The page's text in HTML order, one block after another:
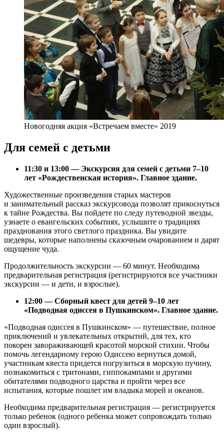
Новогодняя акция «Встречаем вместе» 2019
Для семей с детьми
11:30 и 13:00 — Экскурсия для семей с детьми 7–10
лет «Рождественская история». Главное здание.
Художественные произведения старых мастеров
и занимательный рассказ экскурсовода позволят прикоснуться
к тайне Рождества. Вы пойдете по следу путеводной звезды,
узнаете о евангельских событиях, услышите о традициях
празднования этого светлого праздника. Вы увидите
шедевры, которые наполнены сказочным очарованием и дарят
ощущение чуда.
Продолжительность экскурсии — 60 минут. Необходима
предварительная регистрация (регистрируются все участники
экскурсии — и дети, и взрослые).
12:00 — Сборный квест для детей 9–10 лет
«Подводная одиссея в Пушкинском». Главное здание.
«Подводная одиссея в Пушкинском» — путешествие, полное
приключений и увлекательных открытий, для тех, кто
покорен завораживающей красотой морской стихии. Чтобы
помочь легендарному герою Одиссею вернуться домой,
участникам квеста придется погрузиться в морскую пучину,
познакомиться с тритонами, гиппокампами и другими
обитателями подводного царства и пройти через все
испытания, которые пошлет им владыка морей и океанов.
Необходима предварительная регистрация — регистрируется
только ребенок (одного ребенка может сопровождать только
один взрослый).